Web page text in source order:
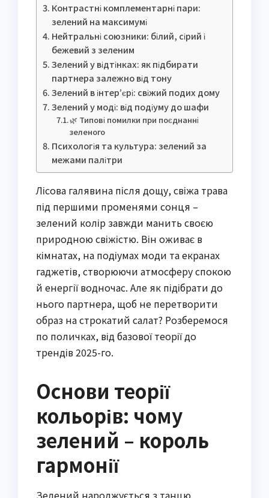
Контрастні комплементарні пари:
зелений на максимумі
Нейтральні союзники: білий, сірий і
бежевий з зеленим
Зелений у відтінках: як підбирати
партнера залежно від тону
Зелений в інтер’єрі: свіжий подих дому
Зелений у моді: від подіуму до шафи
🌿 Типові помилки при поєднанні
зеленого
Психологія та культура: зелений за
межами палітри
Лісова галявина після дощу, свіжа трава
під першими променями сонця –
зелений колір завжди манить своєю
природною свіжістю. Він оживає в
кімнатах, на подіумах моди та екранах
гаджетів, створюючи атмосферу спокою
й енергії водночас. Але як підібрати до
нього партнера, щоб не перетворити
образ на строкатий салат? Розберемося
по поличках, від базової теорії до
трендів 2025-го.
Основи теорії
кольорів: чому
зелений – король
гармонії